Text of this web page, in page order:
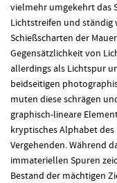
vielmehr umgekehrt das
Lichtstreifen und ständig
Schießscharten der
Gegensätzlichkeit von
allerdings als Lichtspur
beidseitigen
muten diese schrägen
graphisch-lineare
kryptisches Alphabet des
Vergehenden. Während
immateriellen Spuren
Bestand der mächtigen